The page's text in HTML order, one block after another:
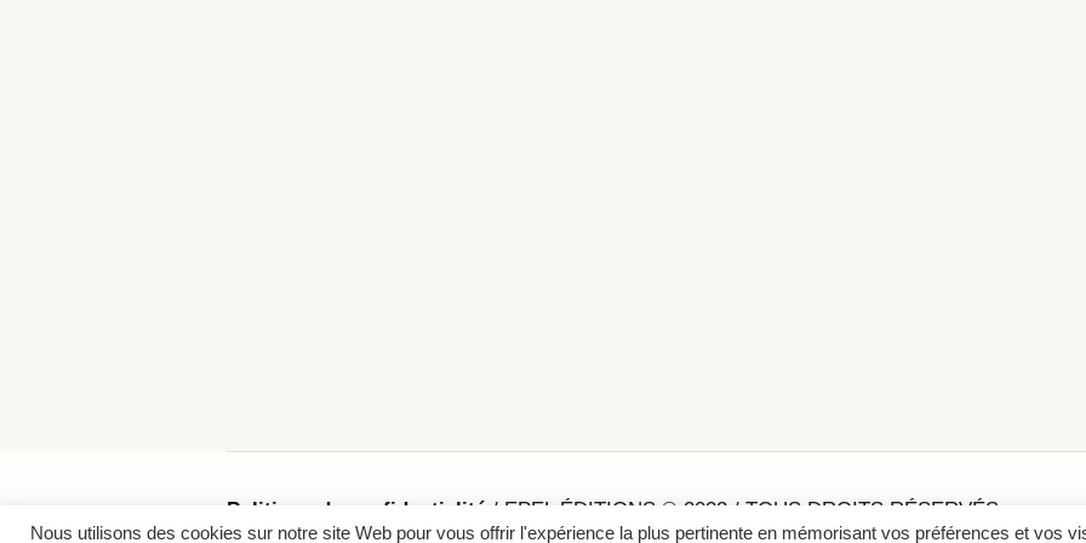
Politique de confidentialité / EPEL ÉDITIONS © 2022 / TOUS DROITS RÉSERVÉS
Nous utilisons des cookies sur notre site Web pour vous offrir l'expérience la plus pertinente en mémorisant vos préférences et vos